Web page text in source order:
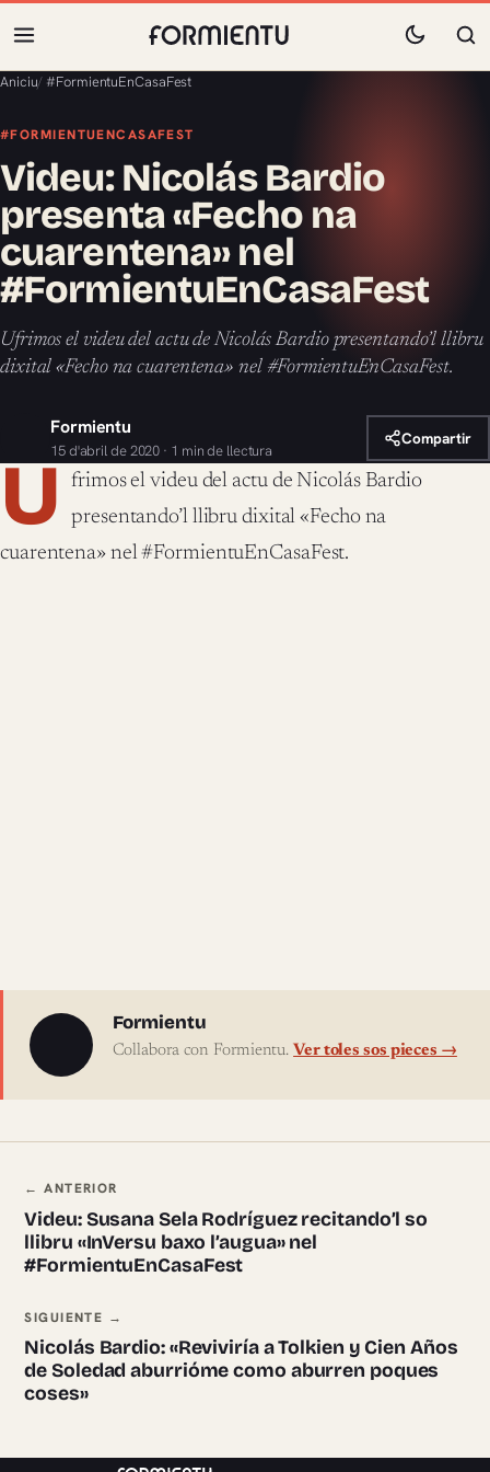
Aniciu/ #FormientuEnCasaFest
#FORMIENTUENCASAFEST
Videu: Nicolás Bardio
presenta «Fecho na
cuarentena» nel
#FormientuEnCasaFest
Ufrimos el videu del actu de Nicolás Bardio presentando’l llibru
dixital «Fecho na cuarentena» nel #FormientuEnCasaFest.
Formientu
15 d'abril de 2020 · 1 min de llectura
Compartir
U frimos el videu del actu de Nicolás Bardio
presentando’l llibru dixital «Fecho na
cuarentena» nel #FormientuEnCasaFest.
Sobre l'autor
Formientu
Collabora con Formientu. Ver toles sos pieces →
Navegación ente pieces
← ANTERIOR
Videu: Susana Sela Rodríguez recitando’l so
llibru «InVersu baxo l’augua» nel
#FormientuEnCasaFest
SIGUIENTE →
Nicolás Bardio: «Reviviría a Tolkien y Cien Años
de Soledad aburrióme como aburren poques
coses»